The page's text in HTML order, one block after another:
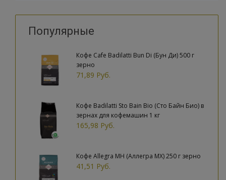
Популярные
Кофе Cafe Badilatti Bun Di (Бун Ди) 500 г
зерно
71,89 Руб.
Кофе Badilatti Sto Bain Bio (Сто Байн Био) в
зернах для кофемашин 1 кг
165,98 Руб.
Кофе Allegra MH (Аллегра МХ) 250 г зерно
41,51 Руб.